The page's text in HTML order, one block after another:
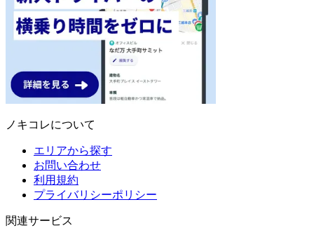
ノキコレについて
エリアから探す
お問い合わせ
利用規約
プライバリシーポリシー
関連サービス